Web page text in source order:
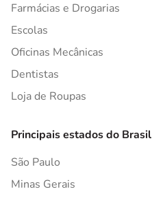
Farmácias e Drogarias
Escolas
Oficinas Mecânicas
Dentistas
Loja de Roupas
Principais estados do Brasil
São Paulo
Minas Gerais